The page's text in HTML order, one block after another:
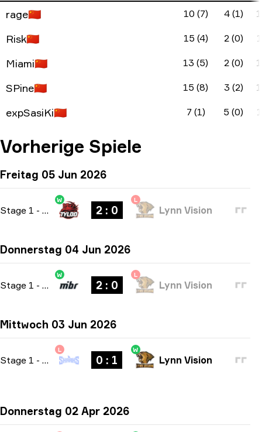
rage🇨🇳 10 (7) 4 (1)
Risk🇨🇳 15 (4) 2 (0)
Miami🇨🇳 13 (5) 2 (0)
SPine🇨🇳 15 (8) 3 (2)
expSasiKi🇨🇳 7 (1) 5 (0)
Vorherige Spiele
Freitag 05 Jun 2026
Stage 1 - bo3
W
2 : 0
L
Lynn Vision
Donnerstag 04 Jun 2026
Stage 1 - bo3
W
2 : 0
L
Lynn Vision
Mittwoch 03 Jun 2026
Stage 1 - bo1
L
0 : 1
W
Lynn Vision
Donnerstag 02 Apr 2026